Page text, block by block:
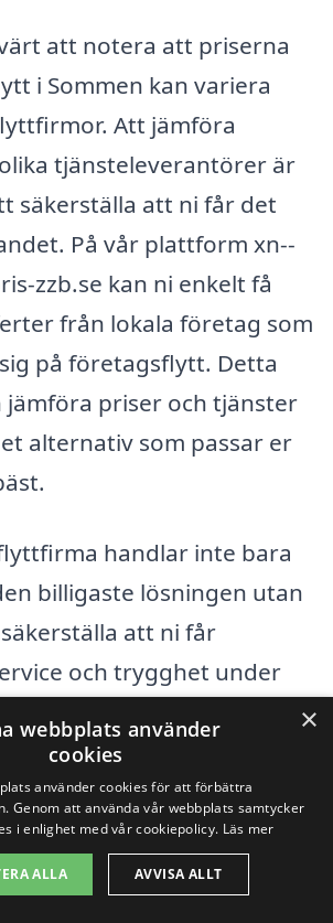
att notera att priserna
i Sommen kan variera
Att jämföra
tjänsteleverantörer är
säkerställa att ni får det
På vår plattform xn--
zzb.se kan ni enkelt få
från lokala företag som
på företagsflytt. Detta
jämföra priser och tjänster
alternativ som passar er
handlar inte bara
billigaste lösningen utan
att ni får
och trygghet under
så kommer ni att
er företagsflytt i
problem.
×
webbplats använder
cookies
använder cookies för att förbättra
Genom att använda vår webbplats samtycker
i enlighet med vår cookiepolicy. Läs mer
ALLA AVVISA ALLT